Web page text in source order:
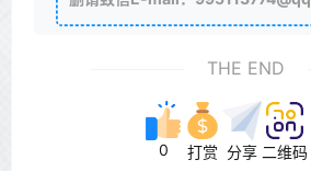
THE END
0 打赏 分享 二维码